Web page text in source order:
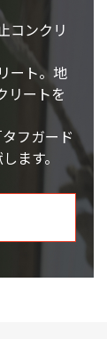
コンクリ
ート。地
リートを
フガード
ます。